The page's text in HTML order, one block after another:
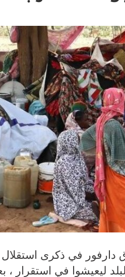
في ذكرى استقلال
ليعيشوا في استقرار ،